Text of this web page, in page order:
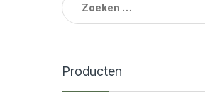
Producten